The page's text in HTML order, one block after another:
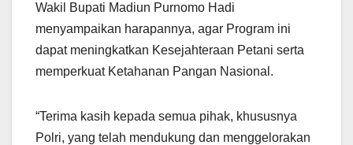
Wakil Bupati Madiun Purnomo Hadi
menyampaikan harapannya, agar Program ini
dapat meningkatkan Kesejahteraan Petani serta
memperkuat Ketahanan Pangan Nasional.
“Terima kasih kepada semua pihak, khususnya
Polri, yang telah mendukung dan menggelorakan